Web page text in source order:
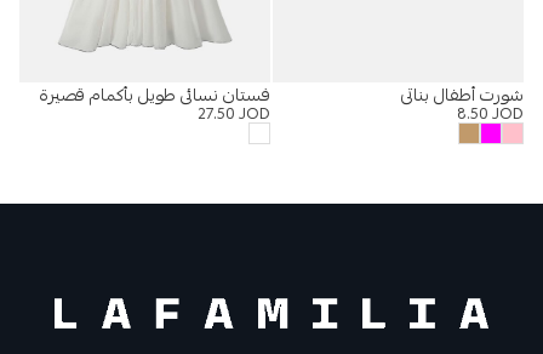
شورت أطفال بناتي
8.50JOD
فستان نسائي طويل بأكمام قصيرة
27.50JOD